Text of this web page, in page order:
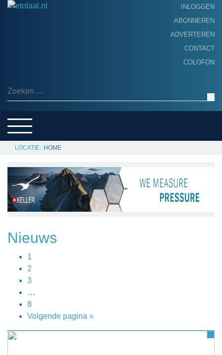
INLOGGEN
ABONNEREN
ADVERTEREN
CONTACT
COLOFON
Zoeken naar:
SERVICE
HOME
Nieuws
1
2
3
…
8
Volgende pagina »